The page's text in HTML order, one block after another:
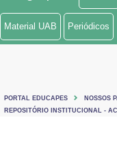
Ministério de Minas e Energia
Ministério do Turismo
Material UAB Periódicos
PORTAL EDUCAPES
NOSSOS
REPOSITÓRIO INSTITUCIONAL -